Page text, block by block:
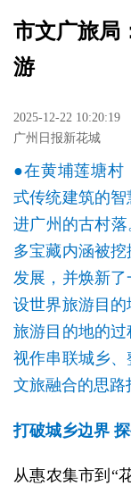
市文广旅局
游
2025-12-22 10:20:19
广州日报新花城
●在黄埔莲塘村
式传统建筑的
进广州的古村
多宝藏内涵被挖
发展，并焕新
设世界旅游目
旅游目的地的
视作串联城乡
文旅融合的思路
打破城乡边界
从惠农集市到“